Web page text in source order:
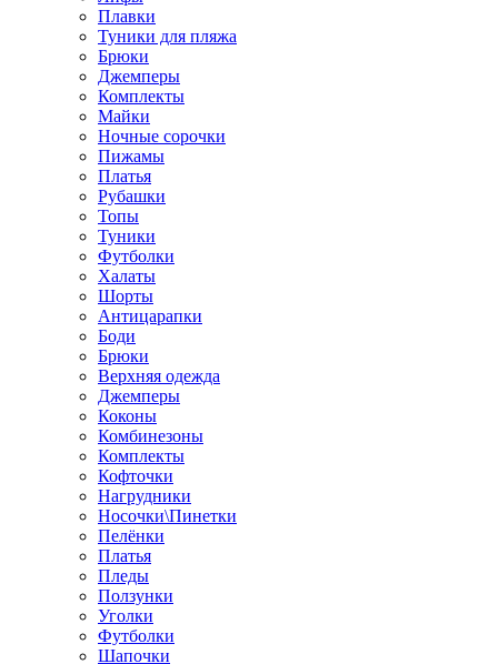
Плавки
Туники для пляжа
Брюки
Джемперы
Комплекты
Майки
Ночные сорочки
Пижамы
Платья
Рубашки
Топы
Туники
Футболки
Халаты
Шорты
Антицарапки
Боди
Брюки
Верхняя одежда
Джемперы
Коконы
Комбинезоны
Комплекты
Кофточки
Нагрудники
Носочки\Пинетки
Пелёнки
Платья
Пледы
Ползунки
Уголки
Футболки
Шапочки